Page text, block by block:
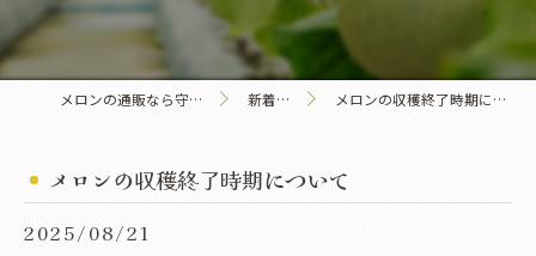
メロンの通販なら守田農園 新着情報 メロンの収穫終了時期について
メロンの収穫終了時期について
2025/08/21